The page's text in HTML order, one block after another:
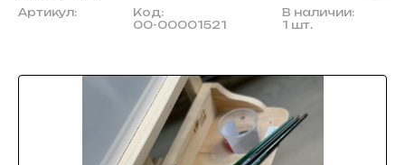
Артикул:
Код:
00-00001521
В наличии:
1 шт.